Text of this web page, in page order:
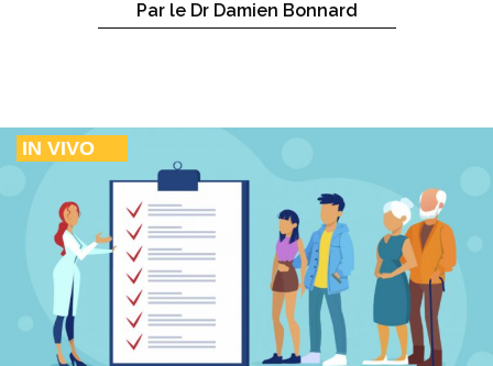
Par le Dr Damien Bonnard
IN VIVO